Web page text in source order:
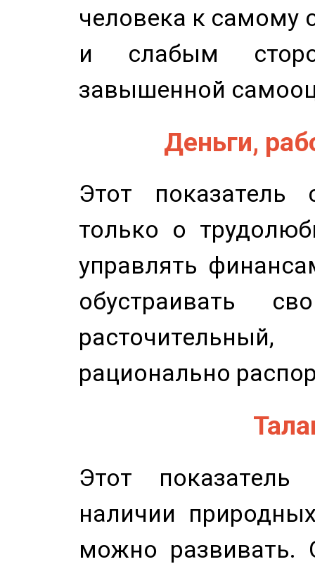
человека к самому
и слабым
завышенной
Деньги,
Этот показатель
только о
управлять
обустраивать
рационально
Этот показатель
наличии
можно развивать.